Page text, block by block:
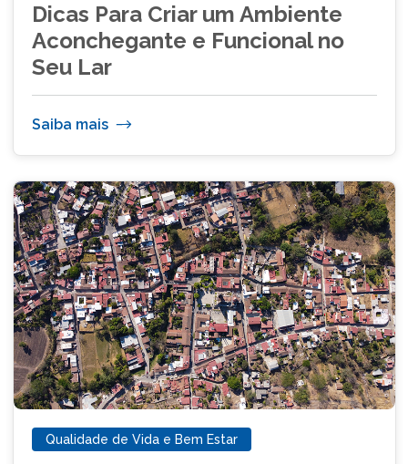
Dicas Para Criar um Ambiente
Aconchegante e Funcional no
Seu Lar
Saiba mais
Qualidade de Vida e Bem Estar